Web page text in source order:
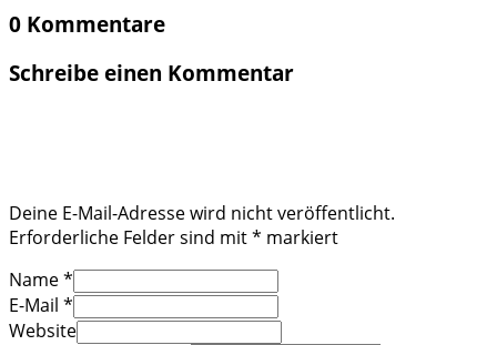
0 Kommentare
Schreibe einen Kommentar
Deine E-Mail-Adresse wird nicht veröffentlicht.
Erforderliche Felder sind mit* markiert
Name*
E-Mail *
Website